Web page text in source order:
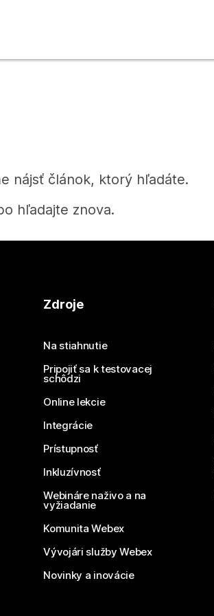
nájsť článok, ktorý hľadáte.
hľadajte znova.
Zdroje
Na stiahnutie
Pripojiť sa k testovacej
schôdzi
Online lekcie
Integrácie
Prístupnosť
Inkluzívnosť
Webináre naživo a na
vyžiadanie
Komunita Webex
Vývojári služby Webex
Novinky a inovácie